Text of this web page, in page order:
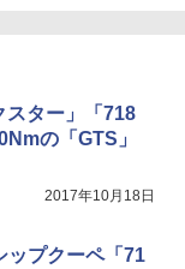
スター」「718
の「GTS」
2017年10月18日
ップクーペ「71